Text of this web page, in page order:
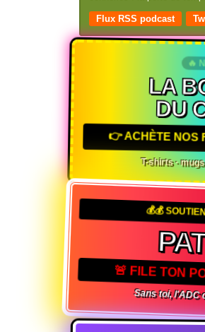
Flux RSS podcast
🔥
LA
DU
👉 ACHÈTE NOS
T-shirts ·
💰💰
🚨 FILE TON
Sans toi, l'ADC